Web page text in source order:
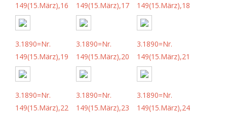
149(15.März),16
149(15.März),17
149(15.März),18
3.1890=Nr.
149(15.März),19
3.1890=Nr.
149(15.März),20
3.1890=Nr.
149(15.März),21
3.1890=Nr.
149(15.März),22
3.1890=Nr.
149(15.März),23
3.1890=Nr.
149(15.März),24